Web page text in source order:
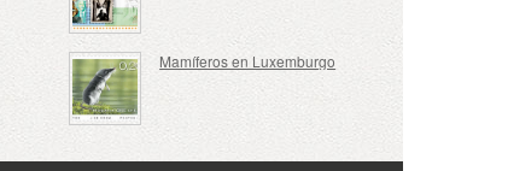
Mamíferos en Luxemburgo